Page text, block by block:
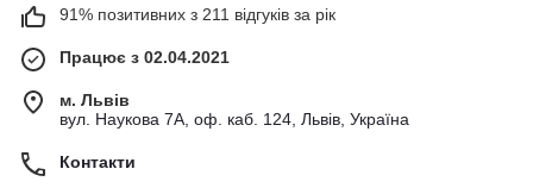
91% позитивних з 211 відгуків за рік
Працює з 02.04.2021
м. Львів
вул. Наукова 7А, оф. каб. 124, Львів, Україна
Контакти